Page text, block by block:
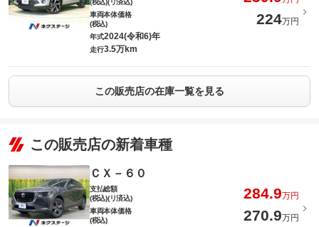
車両本体価格
(税込)
224万円
年式2024(令和6)年
走行3.5万km
この販売店の在庫一覧を見る
この販売店の新着車種
ＣＸ－６０
支払総額
(税込)(リ済込)
284.9万円
車両本体価格
(税込)
270.9万円